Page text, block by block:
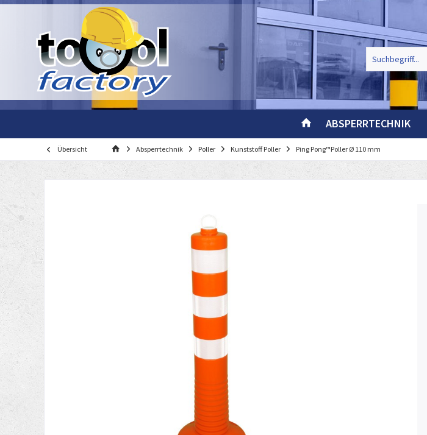
ABSPERRTECHNIK
Übersicht Absperrtechnik Poller Kunststoff Poller Ping Pong™Poller Ø 110 mm